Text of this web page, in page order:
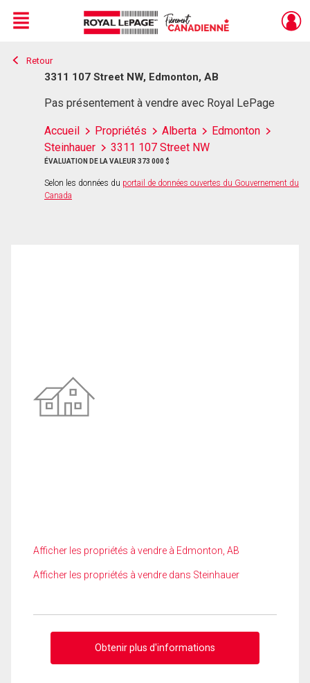
Live
En Direct
Menu
Retour
3311 107 Street NW, Edmonton, AB
Pas présentement à vendre avec Royal LePage
Accueil Propriétés Alberta
Edmonton
Steinhauer
3311 107 Street NW
ÉVALUATION DE LA VALEUR 373 000 $
Selon les données du portail de données ouvertes du Gouvernement du
Canada
Afficher les propriétés à vendre à Edmonton, AB
Afficher les propriétés à vendre dans Steinhauer
Obtenir plus d'informations